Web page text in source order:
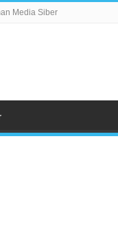
Media Siber